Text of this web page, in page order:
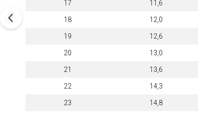
17 11,6
18 12,0
19 12,6
20 13,0
21 13,6
22 14,3
23 14,8